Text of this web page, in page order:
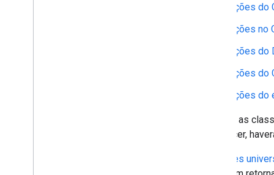
Ações
Ações no
Ações do
Ações do
Ações do
Ao usar as
acontecer,
ações